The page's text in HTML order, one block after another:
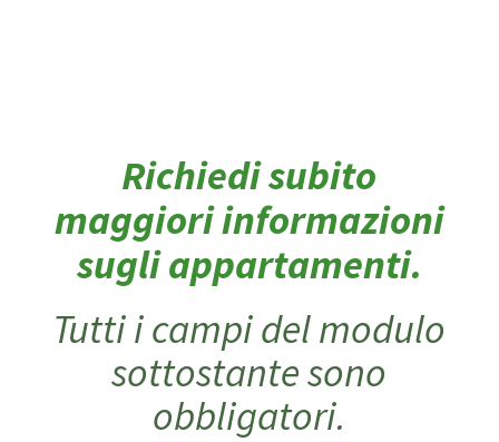
Richiedi subito
maggiori informazioni
sugli appartamenti.
Tutti i campi del modulo
sottostante sono
obbligatori.